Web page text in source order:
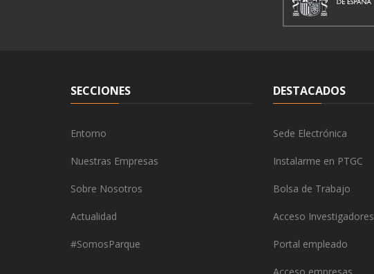
SECCIONES
Entorno
Nuestras Empresas
Sobre Nosotros
Actualidad
#SomosParque
DESTACADOS
Sede Electrónica
Instalarme en PTGC
Bolsa de Trabajo
Acceso Investigadores
Portal empleado